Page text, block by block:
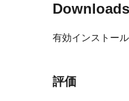
有効インストー
評価